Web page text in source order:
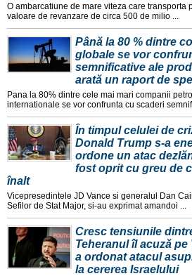
O ambarcatiune de mare viteza care transporta
valoare de revanzare de circa 500 de milio ...
Până la 80 % dintre
globale se vor
semnificative ale
arată un raport de
Pana la 80% dintre cele mai mari companii
internationale se vor confrunta cu scaderi
În timpul celulei de
Donald Trump s-a
ordone un atac
fost oprit cu greu de
înalt
Vicepresedintele JD Vance si generalul Dan
Sefilor de Stat Major, si-au exprimat amandoi ...
Cresc tensiunile
Teheranul îl acuză
a ordonat atacul
la cererea Israelului